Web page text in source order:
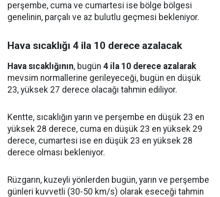
perşembe, cuma ve cumartesi ise bölge bölgesi
genelinin, parçalı ve az bulutlu geçmesi bekleniyor.
Hava sıcaklığı 4 ila 10 derece azalacak
Hava sıcaklığının, bugün 4 ila 10 derece azalarak
mevsim normallerine gerileyeceği, bugün en düşük
23, yüksek 27 derece olacağı tahmin ediliyor.
Kentte, sıcaklığın yarın ve perşembe en düşük 23 en
yüksek 28 derece, cuma en düşük 23 en yüksek 29
derece, cumartesi ise en düşük 23 en yüksek 28
derece olması bekleniyor.
Rüzgarın, kuzeyli yönlerden bugün, yarın ve perşembe
günleri kuvvetli (30-50 km/s) olarak eseceği tahmin